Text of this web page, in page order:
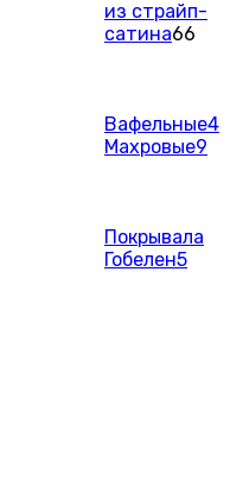
из страйп-
сатина66
Вафельные4
Махровые9
Покрывала
Гобелен5